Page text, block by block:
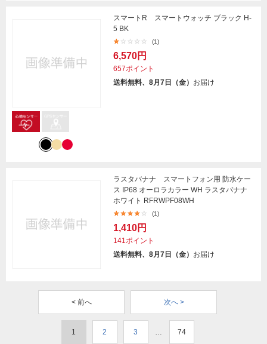
スマートR スマートウォッチ ブラック H-
5 BK
(1)
6,570円
657ポイント
送料無料、8月7日（金） お届け
ラスタバナナ スマートフォン用 防水ケー
ス IP68 オーロラカラー WH ラスタバナナ
ホワイト RFRWPF08WH
(1)
1,410円
141ポイント
送料無料、8月7日（金） お届け
< 前へ 次へ >
1 2 3 74